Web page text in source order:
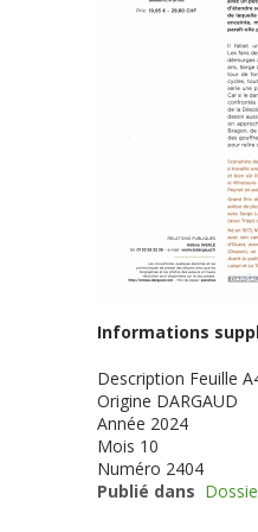
Informations
Description Feuille
Origine DARGAUD
Année 2024
Mois 10
Numéro 2404
Publié dans